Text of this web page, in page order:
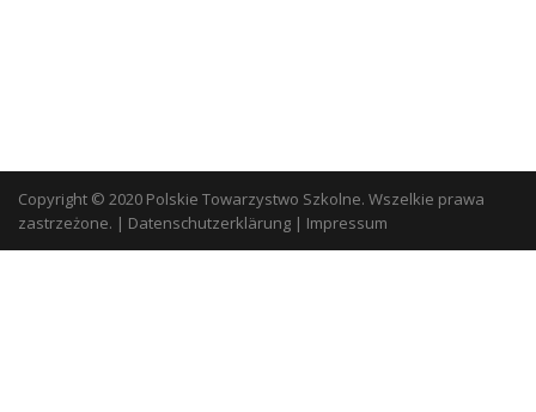
Copyright © 2020 Polskie Towarzystwo Szkolne. Wszelkie prawa
zastrzeżone. | Datenschutzerklärung | Impressum